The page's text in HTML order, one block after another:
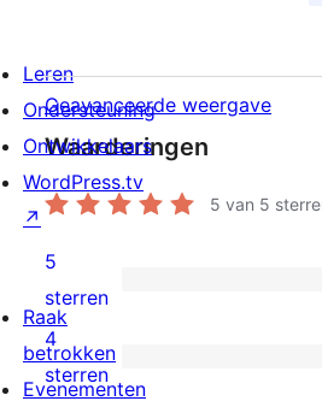
Geavanceerde weergave
Waarderingen
5 van 5
1
5
ster
5
sterren
0
4
sterren
Leren
Ondersteuning
Ontwikkelaars
WordPress.tv
↗
Raak
betrokken
Evenementen